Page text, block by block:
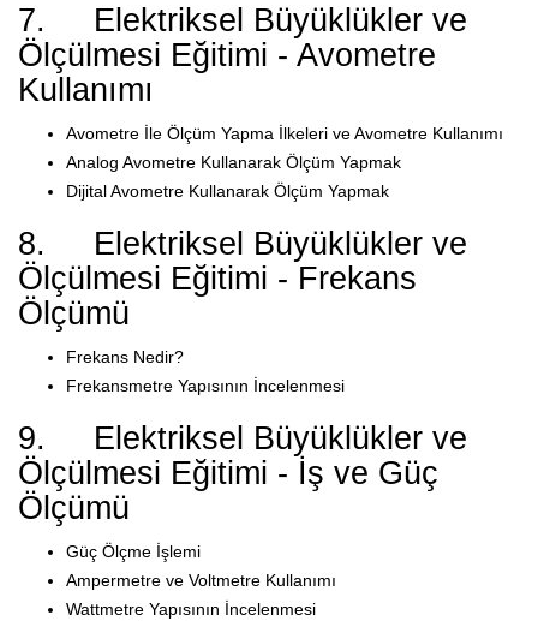
7. Elektriksel Büyüklükler ve
Ölçülmesi Eğitimi - Avometre
Kullanımı
Avometre İle Ölçüm Yapma İlkeleri ve Avometre Kullanımı
Analog Avometre Kullanarak Ölçüm Yapmak
Dijital Avometre Kullanarak Ölçüm Yapmak
8. Elektriksel Büyüklükler ve
Ölçülmesi Eğitimi - Frekans
Ölçümü
Frekans Nedir?
Frekansmetre Yapısının İncelenmesi
9. Elektriksel Büyüklükler ve
Ölçülmesi Eğitimi - İş ve Güç
Ölçümü
Güç Ölçme İşlemi
Ampermetre ve Voltmetre Kullanımı
Wattmetre Yapısının İncelenmesi